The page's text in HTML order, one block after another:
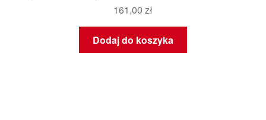
161,00 zł
Dodaj do koszyka